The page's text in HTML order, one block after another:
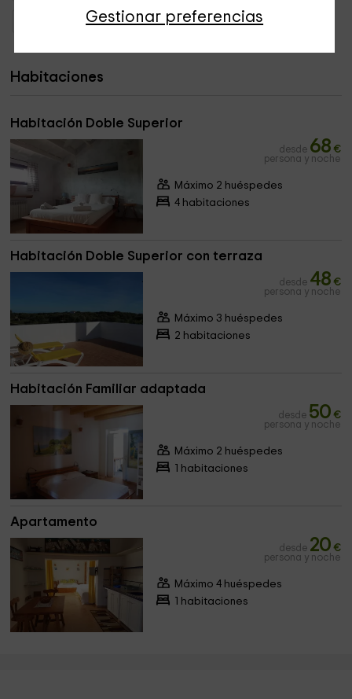
Gestionar preferencias
Hoteles con encanto Sant Lluís
Habitaciones
Habitación Doble Superior
desde 68 €
persona y noche
Máximo 2 huéspedes
4 habitaciones
Habitación Doble Superior con terraza
desde 48 €
persona y noche
Máximo 3 huéspedes
2 habitaciones
Habitación Familiar adaptada
desde 50 €
persona y noche
Máximo 2 huéspedes
1 habitaciones
Apartamento
desde 20 €
persona y noche
Máximo 4 huéspedes
1 habitaciones